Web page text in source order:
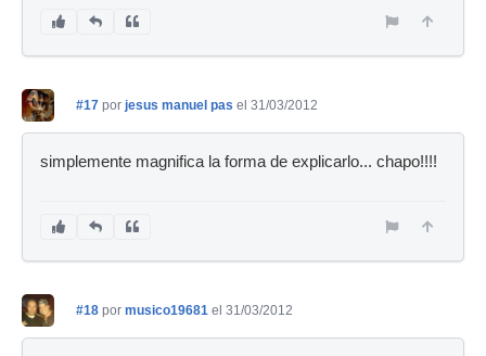
#17 por jesus manuel pas el 31/03/2012
simplemente magnifica la forma de explicarlo... chapo!!!!
#18 por musico19681 el 31/03/2012